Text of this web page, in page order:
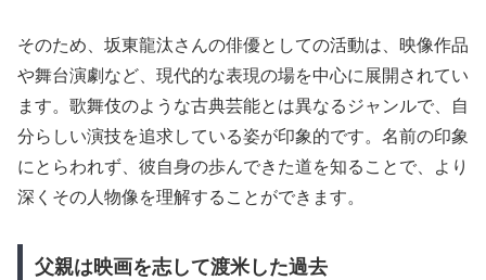
そのため、坂東龍汰さんの俳優としての活動は、映像作品
や舞台演劇など、現代的な表現の場を中心に展開されてい
ます。歌舞伎のような古典芸能とは異なるジャンルで、自
分らしい演技を追求している姿が印象的です。名前の印象
にとらわれず、彼自身の歩んできた道を知ることで、より
深くその人物像を理解することができます。
父親は映画を志して渡米した過去